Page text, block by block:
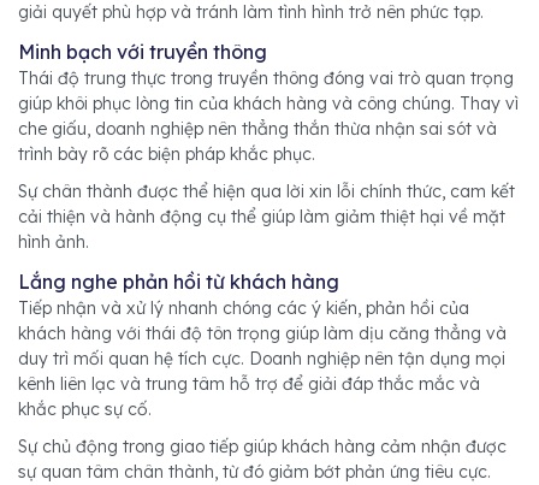
giải quyết phù hợp và tránh làm tình hình trở nên phức tạp.
Minh bạch với truyền thông
Thái độ trung thực trong truyền thông đóng vai trò quan trọng
giúp khôi phục lòng tin của khách hàng và công chúng. Thay vì
che giấu, doanh nghiệp nên thẳng thắn thừa nhận sai sót và
trình bày rõ các biện pháp khắc phục.
Sự chân thành được thể hiện qua lời xin lỗi chính thức, cam kết
cải thiện và hành động cụ thể giúp làm giảm thiệt hại về mặt
hình ảnh.
Lắng nghe phản hồi từ khách hàng
Tiếp nhận và xử lý nhanh chóng các ý kiến, phản hồi của
khách hàng với thái độ tôn trọng giúp làm dịu căng thẳng và
duy trì mối quan hệ tích cực. Doanh nghiệp nên tận dụng mọi
kênh liên lạc và trung tâm hỗ trợ để giải đáp thắc mắc và
khắc phục sự cố.
Sự chủ động trong giao tiếp giúp khách hàng cảm nhận được
sự quan tâm chân thành, từ đó giảm bớt phản ứng tiêu cực.